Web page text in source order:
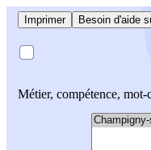
Imprimer Besoin d'aide
Métier, compétence,